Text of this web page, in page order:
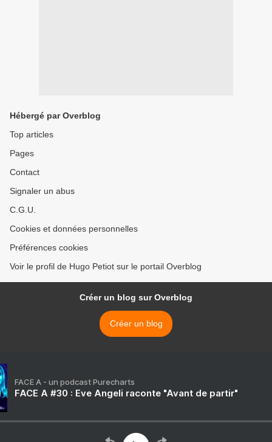
Hébergé par Overblog
Top articles
Pages
Contact
Signaler un abus
C.G.U.
Cookies et données personnelles
Préférences cookies
Voir le profil de Hugo Petiot sur le portail Overblog
Créer un blog sur Overblog
Créer un blog
FACE A - un podcast Purecharts
FACE A #30 : Eve Angeli raconte "Avant de partir"